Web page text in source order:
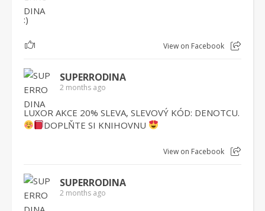
:)
1 View on Facebook
SUPERRODINA
2 months ago
LUXOR AKCE 20% SLEVA, SLEVOVÝ KÓD: DENOTCU.
DOPLŇTE SI KNIHOVNU
View on Facebook
SUPERRODINA
2 months ago